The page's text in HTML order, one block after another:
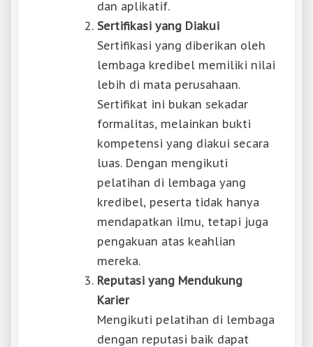
dan aplikatif.
Sertifikasi yang Diakui
Sertifikasi yang diberikan oleh
lembaga kredibel memiliki nilai
lebih di mata perusahaan.
Sertifikat ini bukan sekadar
formalitas, melainkan bukti
kompetensi yang diakui secara
luas. Dengan mengikuti
pelatihan di lembaga yang
kredibel, peserta tidak hanya
mendapatkan ilmu, tetapi juga
pengakuan atas keahlian
mereka.
Reputasi yang Mendukung
Karier
Mengikuti pelatihan di lembaga
dengan reputasi baik dapat